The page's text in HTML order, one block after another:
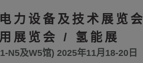
力设备及技术展览会
展览会 / 氢能展
N5及W5馆) 2025年11月18-20日